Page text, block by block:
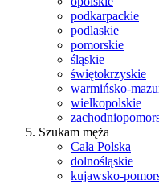
podkarpackie
podlaskie
pomorskie
śląskie
świętokrzyskie
warmińsko-
wielkopolskie
Szukam męża
Cała Polska
dolnośląskie
kujawsko-